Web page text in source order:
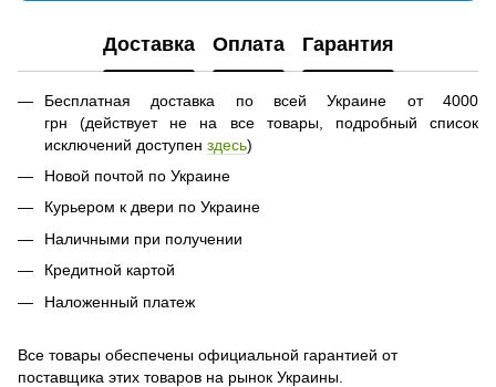
Доставка Оплата Гарантия
Бесплатная доставка по всей Украине от 4000
грн (действует не на все товары, подробный список
исключений доступен здесь)
Новой почтой по Украине
Курьером к двери по Украине
Наличными при получении
Кредитной картой
Наложенный платеж
Все товары обеспечены официальной гарантией от
поставщика этих товаров на рынок Украины.